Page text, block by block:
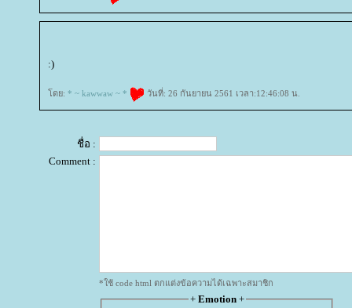
:)
ดย: * ~ kawwaw ~ * วันที่: 26 กันยายน 2561 เวลา:12:46:08 น.
ชื่อ :
Comment :
*ใช้ code html ตกแต่งข้อความได้เฉพาะสมาชิก
+ Emotion+